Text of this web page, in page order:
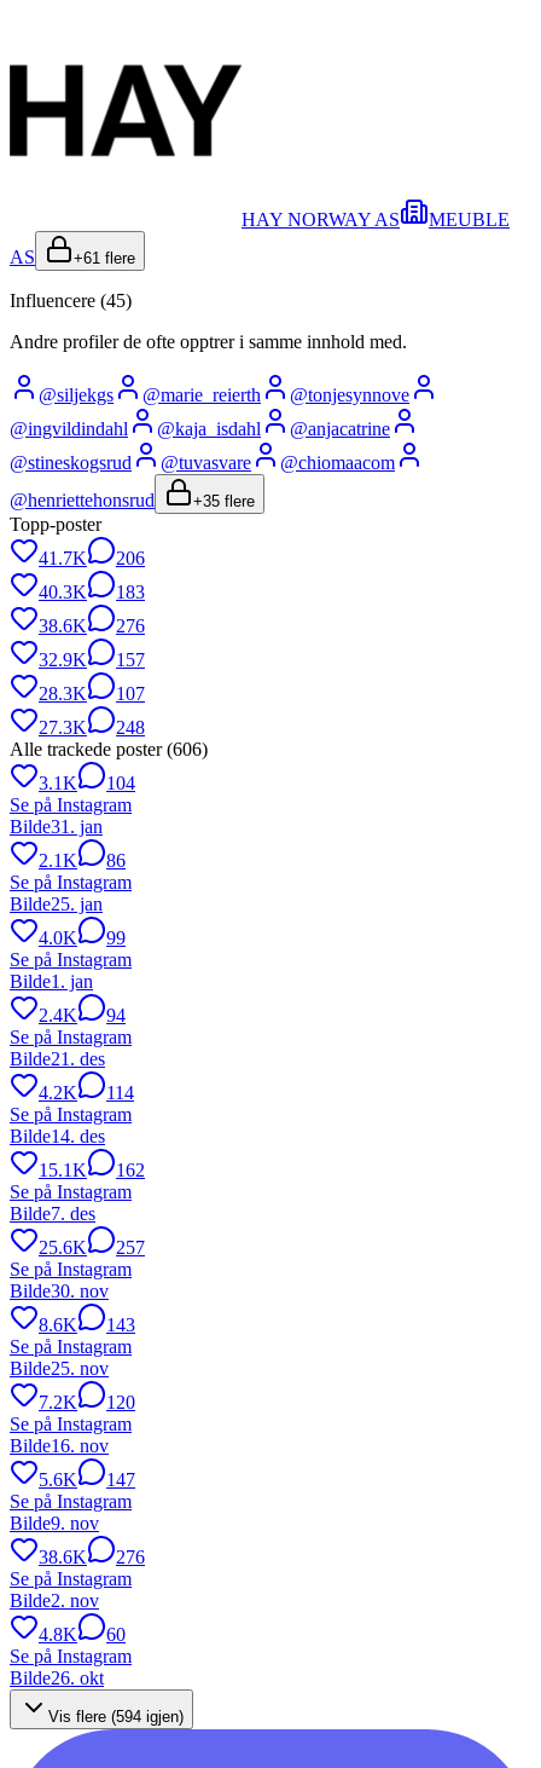
HAY NORWAY AS
MEUBLE
AS
+61 flere
Influencere (45)
Andre profiler de ofte opptrer i samme innhold med.
@siljekgs @marie_reierth @tonjesynnove
@ingvildindahl @kaja_isdahl @anjacatrine
@stineskogsrud @tuvasvare @chiomaacom
@henriettehonsrud +35 flere
Topp-poster
41.7K
206
40.3K
183
38.6K
276
32.9K
157
28.3K
107
27.3K
248
Alle trackede poster (606)
3.1K
104
Se på Instagram
Bilde31. jan
2.1K
86
Se på Instagram
Bilde25. jan
4.0K
99
Se på Instagram
Bilde1. jan
2.4K
94
Se på Instagram
Bilde21. des
4.2K
114
Se på Instagram
Bilde14. des
15.1K
162
Se på Instagram
Bilde7. des
25.6K
257
Se på Instagram
Bilde30. nov
8.6K
143
Se på Instagram
Bilde25. nov
7.2K
120
Se på Instagram
Bilde16. nov
5.6K
147
Se på Instagram
Bilde9. nov
38.6K
276
Se på Instagram
Bilde2. nov
4.8K
60
Se på Instagram
Bilde26. okt
Vis flere (594 igjen)